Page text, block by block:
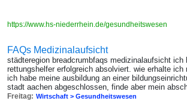
https://www.hs-niederrhein.de/gesundheitswesen
FAQs Medizinalaufsicht
städteregion breadcrumbfaqs medizinalaufsicht
rettungshelfer erfolgreich absolviert. wie erhalte
ich habe meine ausbildung an einer
stadt aachen abgeschlossen, finde aber mein
Freitag: Wirtschaft > Gesundheitswesen